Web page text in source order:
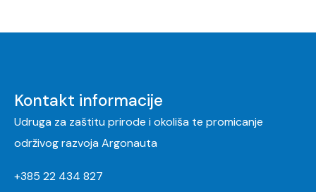
Kontakt informacije
Udruga za zaštitu prirode i okoliša te promicanje
održivog razvoja Argonauta
+385 22 434 827